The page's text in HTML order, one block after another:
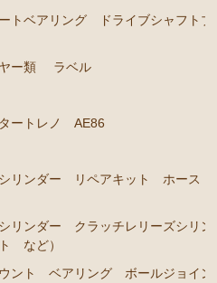
ーシリンダー リペアキッ
シリンダー クラッチレリ
ホールキット など）
リペアキット ラックブー
マウント ベアリング ボー
など）
ィルター ダンパー センダ
ポートベアリング ドライブ
トベアリング ドライブシャフトブ
ー類
ラベル
ートレノ AE86
シリンダー リペアキット ホース
リンダー クラッチレリーズシリン
など）
ント ベアリング ボールジョイン